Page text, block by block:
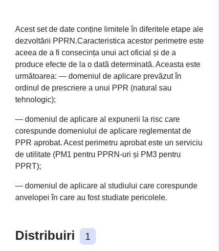
(Haute-Savoie) – aprobat
la 19.11.2001
Acest set de date conține limitele în diferitele etape ale
dezvoltării PPRN.Caracteristica acestor perimetre este
aceea de a fi consecința unui act oficial și de a
produce efecte de la o dată determinată. Aceasta este
următoarea: — domeniul de aplicare prevăzut în
ordinul de prescriere a unui PPR (natural sau
tehnologic);
— domeniul de aplicare al expunerii la risc care
corespunde domeniului de aplicare reglementat de
PPR aprobat. Acest perimetru aprobat este un serviciu
de utilitate (PM1 pentru PPRN-uri și PM3 pentru
PPRT);
— domeniul de aplicare al studiului care corespunde
anvelopei în care au fost studiate pericolele.
Distribuiri 1